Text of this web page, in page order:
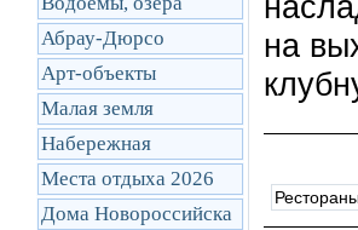
Абрау-Дюрсо
Арт-объекты
Малая земля
Набережная
Места отдыха 2026
Дома Новороссийска
на